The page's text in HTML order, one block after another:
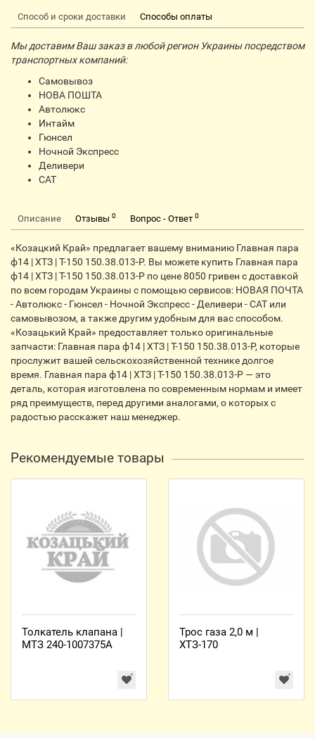
Способ и сроки доставки Способы оплаты
Мы доставим Ваш заказ в любой регион Украины посредством
транспортных компаний:
Самовывоз
НОВА ПОШТА
Автолюкс
Интайм
Гюнсел
Ночной Экспресс
Деливери
CАТ
Описание Отзывы 0 Вопрос - Ответ 0
«Козацкий Край» предлагает вашему вниманию Главная пара
ф14 | ХТЗ | Т-150 150.38.013-Р. Вы можете купить Главная пара
ф14 | ХТЗ | Т-150 150.38.013-Р по цене 8050 гривен с доставкой
по всем городам Украины с помощью сервисов: НОВАЯ ПОЧТА
- Автолюкс - Гюнсел - Ночной Экспресс - Деливери - CАТ или
самовывозом, а также другим удобным для вас способом.
«Козацький Край» предоставляет только оригинальные
запчасти: Главная пара ф14 | ХТЗ | Т-150 150.38.013-Р, которые
прослужит вашей сельскохозяйственной технике долгое
время. Главная пара ф14 | ХТЗ | Т-150 150.38.013-Р — это
деталь, которая изготовлена по современным нормам и имеет
ряд преимуществ, перед другими аналогами, о которых с
радостью расскажет наш менеджер.
Рекомендуемые товары
Толкатель клапана |
МТЗ 240-1007375А
Трос газа 2,0 м |
ХТЗ-170